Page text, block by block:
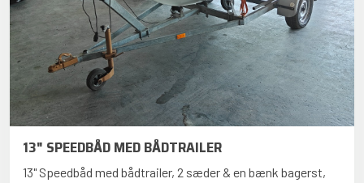
13" SPEEDBÅD MED BÅDTRAILER
13" Speedbåd med bådtrailer, 2 sæder & en bænk bagerst,